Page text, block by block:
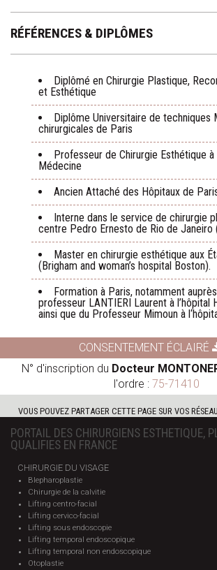
RÉFÉRENCES & DIPLÔMES
Diplômé en Chirurgie Plastique,
et Esthétique
Diplôme Universitaire de techniques
chirurgicales de Paris
Professeur de Chirurgie Esthétique
Médecine
Ancien Attaché des Hôpitaux de
Interne dans le service de chirurgie
centre Pedro Ernesto de Rio de Janeiro
Master en chirurgie esthétique aux
(Brigham and woman’s hospital Boston).
Formation à Paris, notamment
professeur LANTIERI Laurent à l’hôpital
ainsi que du Professeur Mimoun à
CONSENTEMENT ÉCLAIRÉ
N° d'inscription du Docteur
l'ordre : 75-71410
VOUS POUVEZ PARTAGER CETTE PAGE SUR VOS
PORTAIL DES CHIRURGIENS ESTHETIQUE,
QUALIFIES EN FRANCE
CHIRURGIE DU VISAGE
Blepharoplastie
Chirurgie de la calvitie
Lifting centro-facial
Lifting cervico-facial
Lifting sous endoscopie
Lifting temporal endoscopique
Lifting temporal non endoscopique
Otoplastie